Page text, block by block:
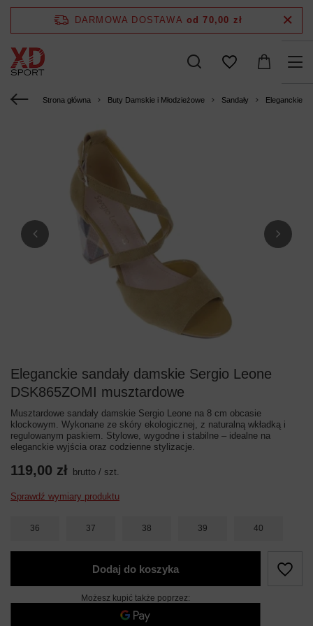
DARMOWA DOSTAWA od 70,00 zł
Strona główna Buty Damskie i Młodzieżowe Sandały Eleganckie
Eleganckie sandały damskie Sergio Leone
DSK865ZOMI musztardowe
Musztardowe sandały damskie Sergio Leone na 8 cm obcasie
klockowym. Wykonane ze skóry ekologicznej, z naturalną wkładką i
regulowanym paskiem. Stylowe, wygodne i stabilne – idealne na
eleganckie wyjścia oraz codzienne stylizacje.
119,00 zł brutto / szt.
Sprawdź wymiary produktu
36 37 38 39 40
Dodaj do koszyka
Możesz kupić także poprzez: